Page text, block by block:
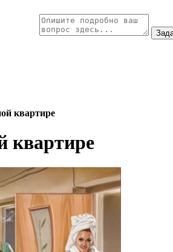
квартире
квартире